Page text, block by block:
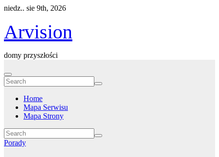
Skip
content
niedz.. sie 9th, 2026
Arvision
domy przyszłości
Home
Mapa Serwisu
Mapa Strony
Porady